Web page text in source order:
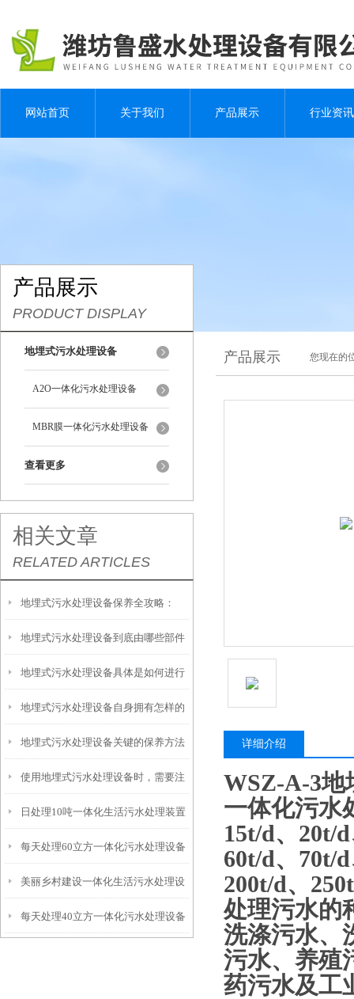
网站首页 关于我们 产品展示 行业资讯
产品展示
PRODUCT DISPLAY
地埋式污水处理设备
A2O一体化污水处理设备
MBR膜一体化污水处理设备
查看更多
相关文章
RELATED ARTICLES
地埋式污水处理设备保养全攻略：
让“地下卫士”持续高效运转
地埋式污水处理设备到底由哪些部件
撑起？核心结构一文拆解
地埋式污水处理设备具体是如何进行
安装的呢？
地埋式污水处理设备自身拥有怎样的
特点呢？
地埋式污水处理设备关键的保养方法
使用地埋式污水处理设备时，需要注
意以下事项
日处理10吨一体化生活污水处理装置
每天处理60立方一体化污水处理设备
美丽乡村建设一体化生活污水处理设
备
每天处理40立方一体化污水处理设备
产品展示 您现在的
详细介绍
WSZ-A-3地
一体化污水
15t/d、20t/
60t/d、70t/
200t/d、
处理污水的
洗涤污水、
污水、养殖
药污水及工